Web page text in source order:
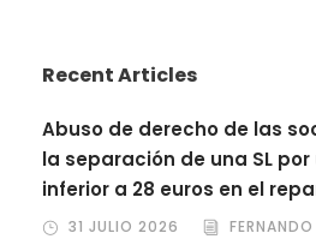
Recent Articles
Abuso de derecho de las
la separación de una SL
inferior a 28 euros en el
31 JULIO 2026